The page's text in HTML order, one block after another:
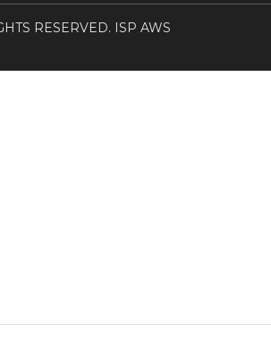
RESERVED. ISP AWS